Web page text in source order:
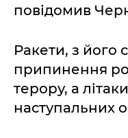
повідомив
Ракети, з його
припинення
терору, а
наступальних